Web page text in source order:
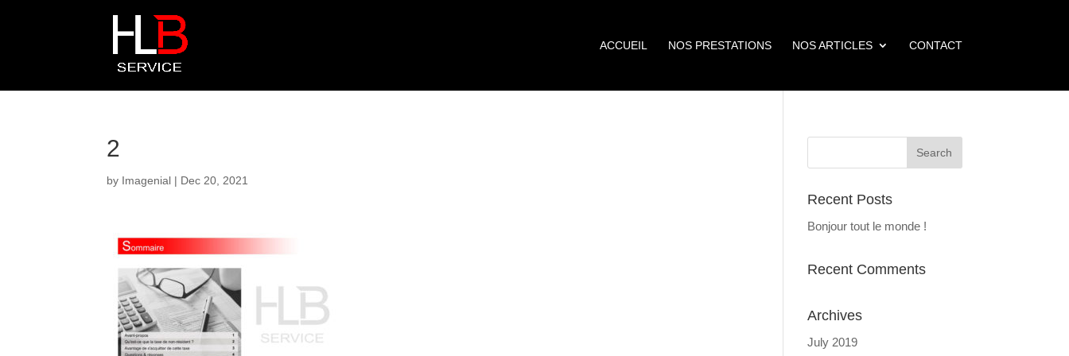
ACCUEIL NOS PRESTATIONS NOS ARTICLES CONTACT
2
by Imagenial | Dec 20, 2021
Recent Posts
Bonjour tout le monde !
Recent Comments
Archives
July 2019